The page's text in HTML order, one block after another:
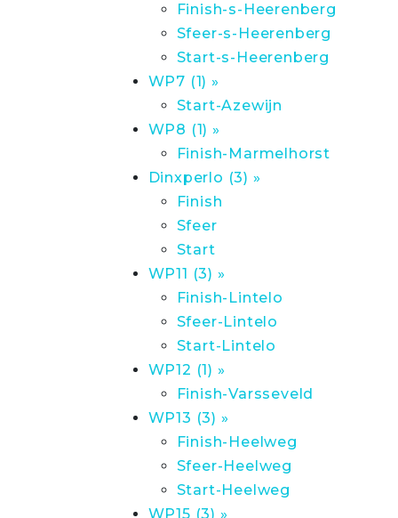
Finish-s-Heerenberg
Sfeer-s-Heerenberg
Start-s-Heerenberg
WP7 (1) »
Start-Azewijn
WP8 (1) »
Finish-Marmelhorst
Dinxperlo (3) »
Finish
Sfeer
Start
WP11 (3) »
Finish-Lintelo
Sfeer-Lintelo
Start-Lintelo
WP12 (1) »
Finish-Varsseveld
WP13 (3) »
Finish-Heelweg
Sfeer-Heelweg
Start-Heelweg
WP15 (3) »